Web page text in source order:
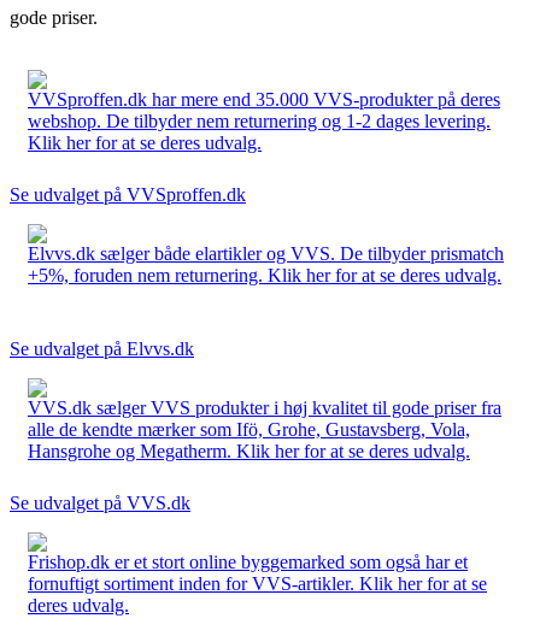
gode priser.
VVSproffen.dk har mere end 35.000 VVS-produkter på deres
webshop. De tilbyder nem returnering og 1-2 dages levering.
Klik her for at se deres udvalg.
Se udvalget på VVSproffen.dk
Elvvs.dk sælger både elartikler og VVS. De tilbyder prismatch
+5%, foruden nem returnering. Klik her for at se deres udvalg.
Se udvalget på Elvvs.dk
VVS.dk sælger VVS produkter i høj kvalitet til gode priser fra
alle de kendte mærker som Ifö, Grohe, Gustavsberg, Vola,
Hansgrohe og Megatherm. Klik her for at se deres udvalg.
Se udvalget på VVS.dk
Frishop.dk er et stort online byggemarked som også har et
fornuftigt sortiment inden for VVS-artikler. Klik her for at se
deres udvalg.